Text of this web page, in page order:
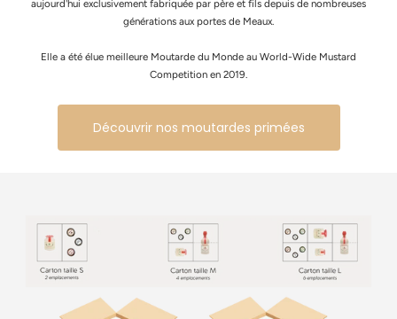
aujourd'hui exclusivement fabriquée par père et fils depuis de nombreuses
générations aux portes de Meaux.
Elle a été élue meilleure Moutarde du Monde au World-Wide Mustard
Competition en 2019.
Découvrir nos moutardes primées